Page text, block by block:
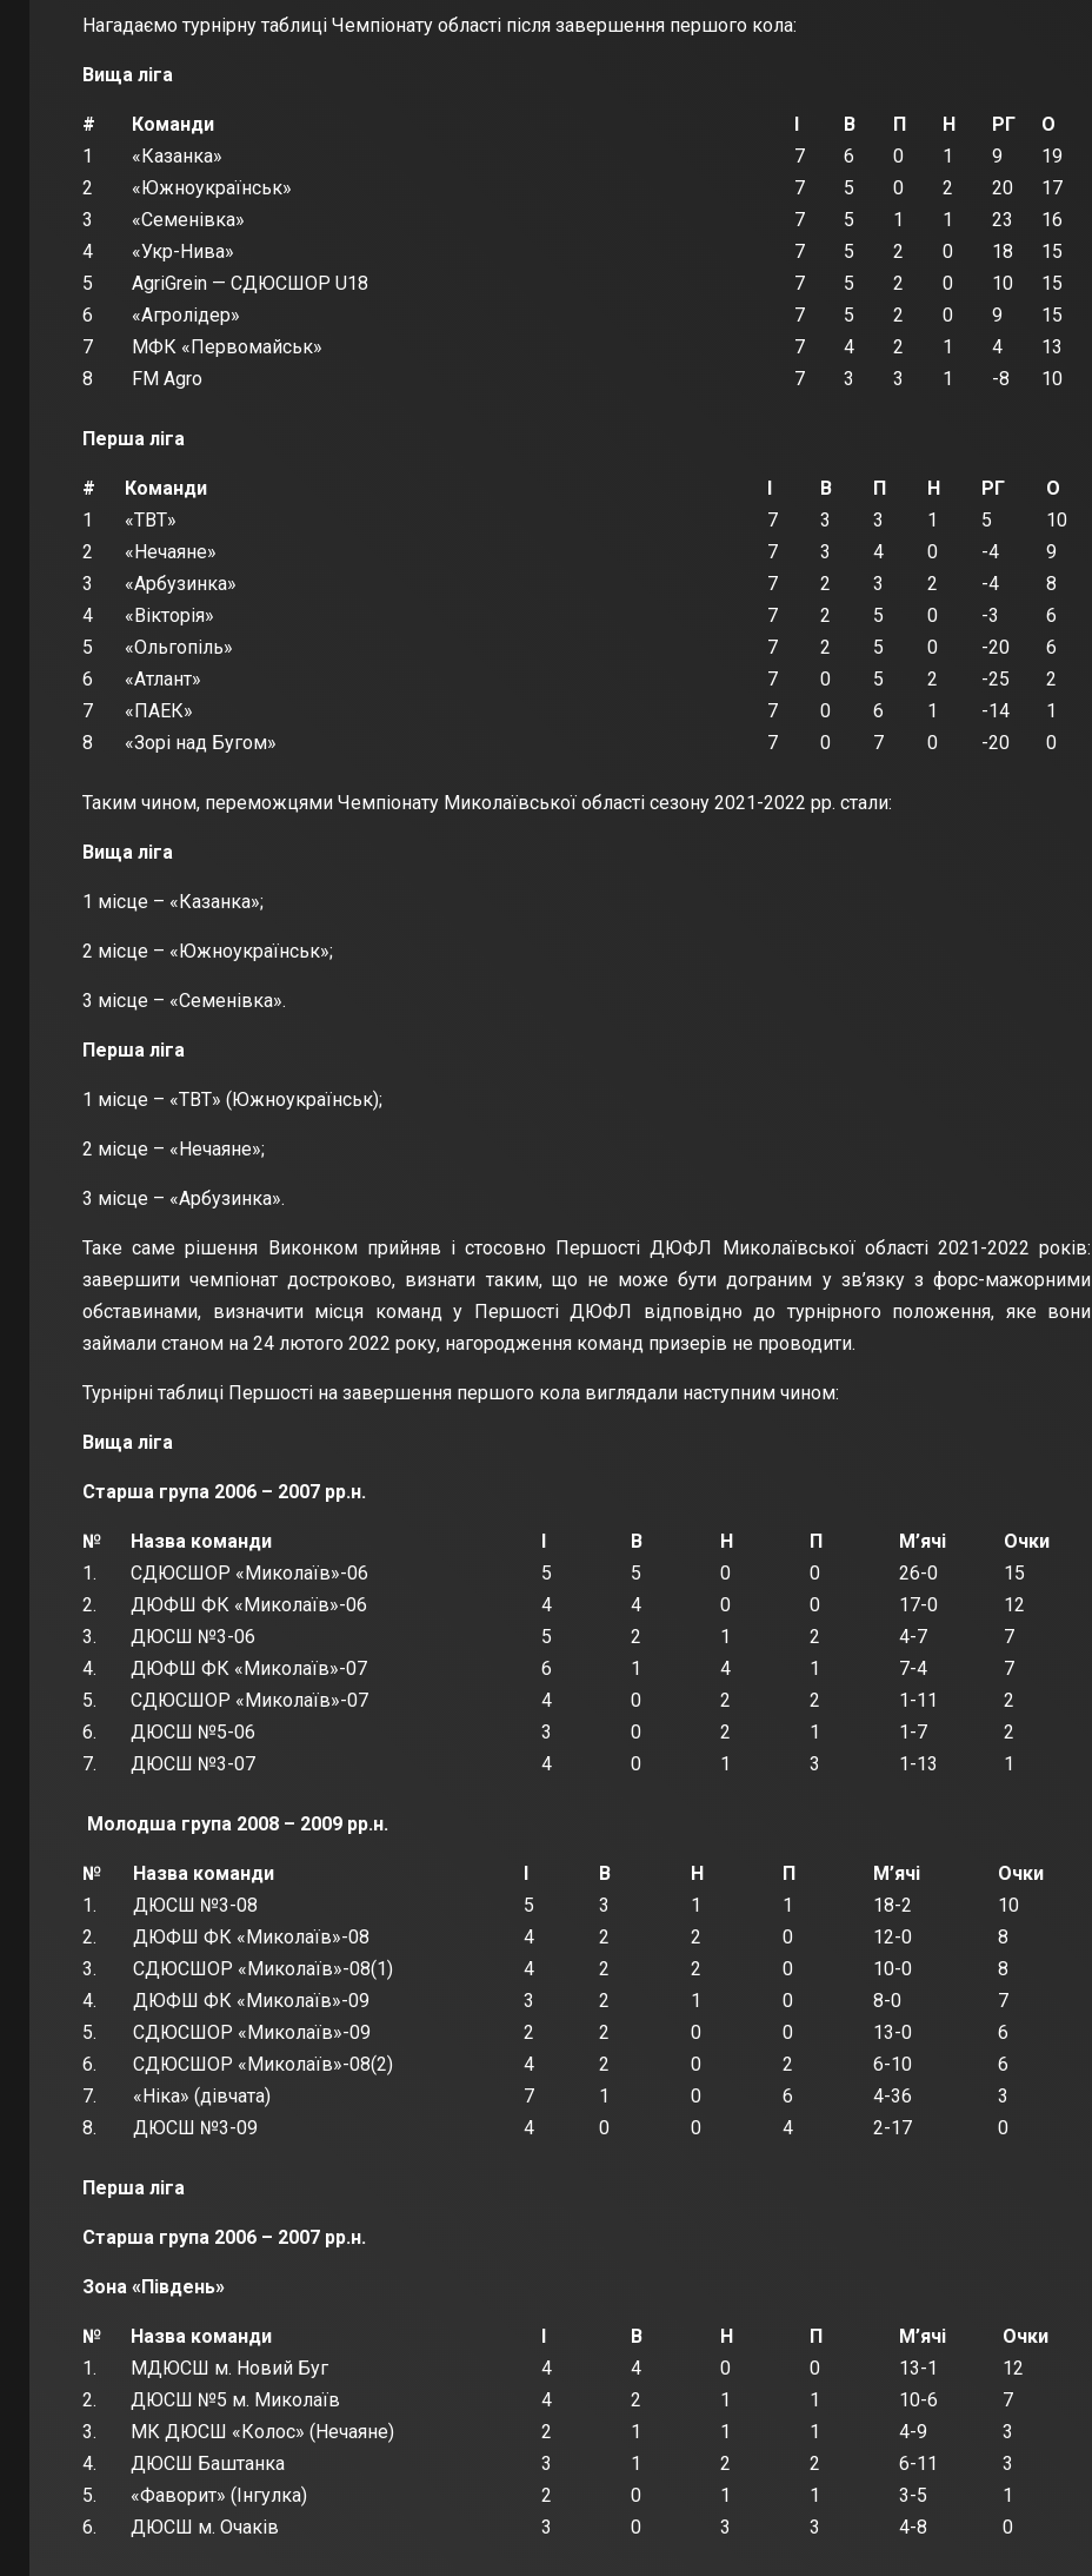
Нагадаємо турнірну таблиці Чемпіонату області після завершення першого кола:
Вища ліга
# Команди В П Н РГ
О
1
«Казанка» 7 6 0 1 9
19
2
«Южноукраїнськ» 7 5 0 2 20
17
3
«Семенівка» 7 5 1 1 23
16
4
«Укр-Нива» 7 5 2 0 18
15
5
AgriGrein — СДЮСШОР U18 7 5 2 0 10
15
6
«Агролідер» 7 5 2 0 9
15
7
МФК «Первомайськ» 7 4 2 1 4
13
8
FM Agro 7 3 3 1 -8 10
Перша ліга
# Команди В П Н РГ
О
1
«ТВТ» 7 3 3 1 5
10
2
«Нечаяне» 7 3 4 0 -4
9
3
«Арбузинка» 7 2 3 2 -4
8
4
«Вікторія» 7 2 5 0 -3
6
5
«Ольгопіль» 7 2 5 0 -20
6
6
«Атлант» 7 0 5 2 -25
2
7
«ПАЕК» 7 0 6 1 -14
1
8
«Зорі над Бугом» 7 0 7 0 -20 0
Таким чином, переможцями Чемпіонату Миколаївської області сезону 2021-2022 рр. стали:
Вища ліга
1 місце – «Казанка»;
2 місце – «Южноукраїнськ»;
3 місце – «Семенівка».
Перша ліга
1 місце – «ТВТ» (Южноукраїнськ);
2 місце – «Нечаяне»;
3 місце – «Арбузинка».
Таке саме рішення Виконком прийняв і стосовно Першості ДЮФЛ Миколаївської області 2021-2022 років:
завершити чемпіонат достроково, визнати таким, що не може бути дограним у зв’язку з форс-мажорними
обставинами, визначити місця команд у Першості ДЮФЛ відповідно до турнірного положення, яке вони
займали станом на 24 лютого 2022 року, нагородження команд призерів не проводити.
Турнірні таблиці Першості на завершення першого кола виглядали наступним чином:
Вища ліга
Старша група 2006 – 2007 рр.н.
№ Назва команди В Н П М’ячі
Очки
1.
СДЮСШОР «Миколаїв»-06 5 5 0 0 26-0
15
2.
ДЮФШ ФК «Миколаїв»-06 4 4 0 0 17-0
12
3.
ДЮСШ №3-06 5 2 1 2 4-7
7
4.
ДЮФШ ФК «Миколаїв»-07 6 1 4 1 7-4
7
5.
СДЮСШОР «Миколаїв»-07 4 0 2 2 1-11
2
6.
ДЮСШ №5-06 3 0 2 1 1-7
2
7.
ДЮСШ №3-07 4 0 1 3 1-13 1
Молодша група 2008 – 2009 рр.н.
№ Назва команди В Н П М’ячі
Очки
1.
ДЮСШ №3-08 5 3 1 1 18-2
10
2.
ДЮФШ ФК «Миколаїв»-08 4 2 2 0 12-0
8
3.
СДЮСШОР «Миколаїв»-08(1) 4 2 2 0 10-0
8
4.
ДЮФШ ФК «Миколаїв»-09 3 2 1 0 8-0
7
5.
СДЮСШОР «Миколаїв»-09 2 2 0 0 13-0
6
6.
СДЮСШОР «Миколаїв»-08(2) 4 2 0 2 6-10
6
7.
«Ніка» (дівчата) 7 1 0 6 4-36
3
8.
ДЮСШ №3-09 4 0 0 4 2-17 0
Перша ліга
Старша група 2006 – 2007 рр.н.
Зона «Південь»
№ Назва команди В Н П М’ячі
Очки
1.
МДЮСШ м. Новий Буг 4 4 0 0 13-1
12
2.
ДЮСШ №5 м. Миколаїв 4 2 1 1 10-6
7
3.
МК ДЮСШ «Колос» (Нечаяне) 2 1 1 1 4-9
3
4.
ДЮСШ Баштанка 3 1 2 2 6-11
3
5.
«Фаворит» (Інгулка) 2 0 1 1 3-5
1
6.
ДЮСШ м. Очаків 3 0 3 3 4-8 0